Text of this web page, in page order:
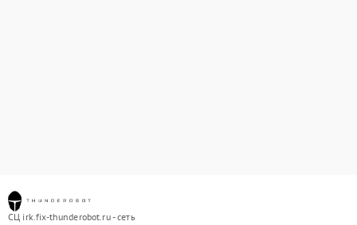
СЦ irk.fix-thunderobot.ru - сеть